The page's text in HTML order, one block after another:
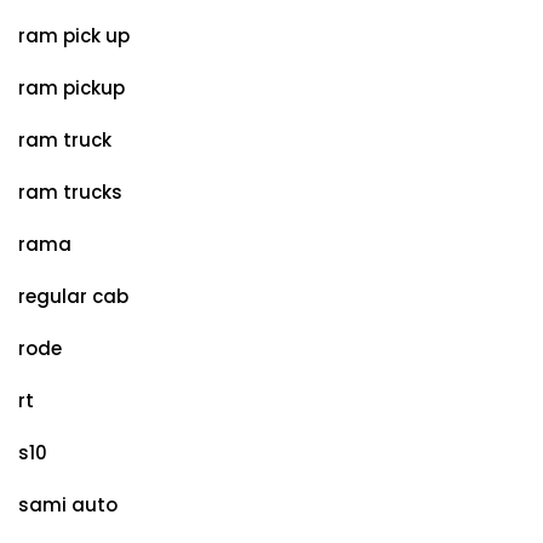
ram pick up
ram pickup
ram truck
ram trucks
rama
regular cab
rode
rt
s10
sami auto